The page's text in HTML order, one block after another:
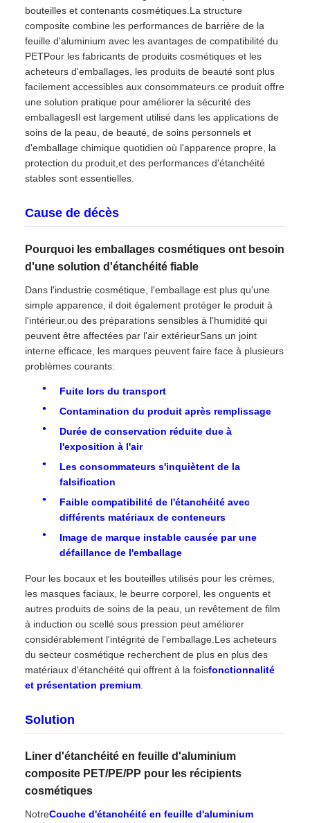
bouteilles et contenants cosmétiques.La structure
composite combine les performances de barrière de la
feuille d'aluminium avec les avantages de compatibilité du
PETPour les fabricants de produits cosmétiques et les
acheteurs d'emballages, les produits de beauté sont plus
facilement accessibles aux consommateurs.ce produit offre
une solution pratique pour améliorer la sécurité des
emballagesIl est largement utilisé dans les applications de
soins de la peau, de beauté, de soins personnels et
d'emballage chimique quotidien où l'apparence propre, la
protection du produit,et des performances d'étanchéité
stables sont essentielles.
Cause de décès
Pourquoi les emballages cosmétiques ont besoin
d'une solution d'étanchéité fiable
Dans l'industrie cosmétique, l'emballage est plus qu'une
simple apparence, il doit également protéger le produit à
l'intérieur.ou des préparations sensibles à l'humidité qui
peuvent être affectées par l'air extérieurSans un joint
interne efficace, les marques peuvent faire face à plusieurs
problèmes courants:
Fuite lors du transport
Contamination du produit après remplissage
Durée de conservation réduite due à
l'exposition à l'air
Les consommateurs s'inquiètent de la
falsification
Faible compatibilité de l'étanchéité avec
différents matériaux de conteneurs
Image de marque instable causée par une
défaillance de l'emballage
Pour les bocaux et les bouteilles utilisés pour les crèmes,
les masques faciaux, le beurre corporel, les onguents et
autres produits de soins de la peau, un revêtement de film
à induction ou scellé sous pression peut améliorer
considérablement l'intégrité de l'emballage.Les acheteurs
du secteur cosmétique recherchent de plus en plus des
matériaux d'étanchéité qui offrent à la foisfonctionnalité
et présentation premium
Solution
Liner d'étanchéité en feuille d'aluminium
composite PET/PE/PP pour les récipients
cosmétiques
NotreCouche d'étanchéité en feuille d'aluminium